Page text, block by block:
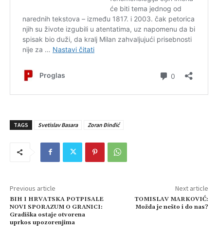
TAGS Svetislav Basara Zoran Đinđić
Previous article
BIH I HRVATSKA POTPISALE
NOVI SPORAZUM O GRANICI:
Gradiška ostaje otvorena
uprkos upozorenjima
Next article
TOMISLAV MARKOVIĆ:
Možda je nešto i do nas?